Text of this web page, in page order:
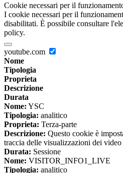
Cookie necessari per il
I cookie necessari per il
disabilitati. È possibile consultare
policy.
youtube.com
Nome
Tipologia
Proprieta
Descrizione
Durata
Nome: YSC
Tipologia: analitico
Proprieta: Terza-parte
Descrizione: Questo cookie è
traccia delle visualizzazioni dei
Durata: Sessione
Nome: VISITOR_INFO1_LIVE
Tipologia: analitico